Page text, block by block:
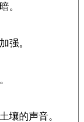
。
强。
壤的声音。